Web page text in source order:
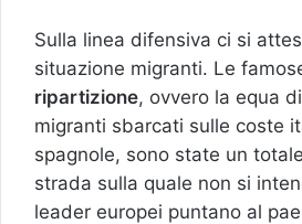
Sulla linea difensiva ci si
situazione migranti. Le
ripartizione, ovvero la equa
migranti sbarcati sulle coste
spagnole, sono state un totale
strada sulla quale non si
leader europei puntano al